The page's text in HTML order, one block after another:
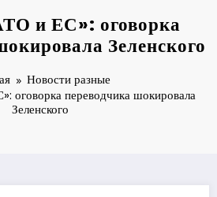
и ЕС»: оговорка
Зеленского
Новости разные
оговорка переводчика шокировала
Зеленского